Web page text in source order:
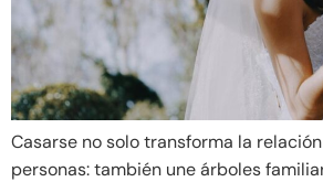
Casarse no solo transforma la
personas: también une árboles